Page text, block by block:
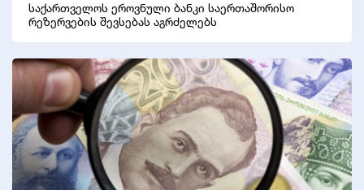
საქართველოს ეროვნული ბანკი საერთაშორისო
რეზერვების შევსებას აგრძელებს